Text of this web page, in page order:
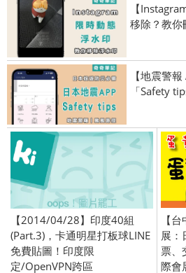
【
移除？教你
【地震警
「Safety
【2014/04/28】印度40組
(Part.3)，卡通明星打板球LINE
免費貼圖！印度限
定/OpenVPN跨區
【
展：
票、
際會